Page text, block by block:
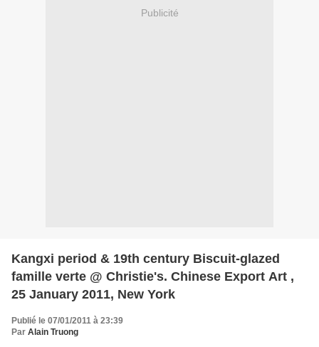
Publicité
Kangxi period & 19th century Biscuit-glazed
famille verte @ Christie's. Chinese Export Art ,
25 January 2011, New York
Publié le 07/01/2011 à 23:39
Par Alain Truong